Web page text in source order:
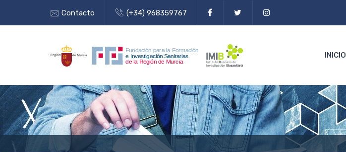
Contacto (+34) 968359767
INICIO